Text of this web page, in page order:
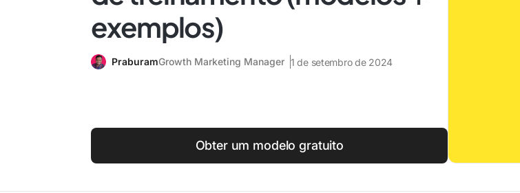
exemplos)
PraburamGrowth Marketing Manager 1 de setembro de 2024
Obter um modelo gratuito